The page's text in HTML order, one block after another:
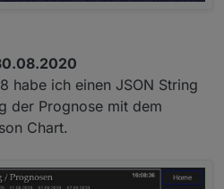
habe ich einen JSON String
der Prognose mit dem
Chart.